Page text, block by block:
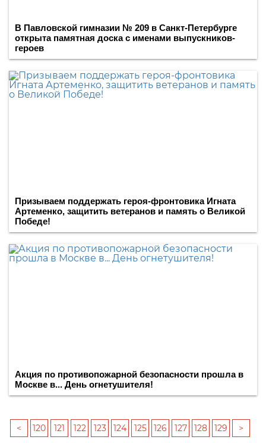
В Павловской гимназии № 209 в Санкт-Петербурге
открыта памятная доска с именами выпускников-
героев
Призываем поддержать героя-фронтовика Игната
Артеменко, защитить ветеранов и память о Великой
Победе!
Акция по противопожарной безопасности прошла в
Москве в... День огнетушителя!
< 120 121 122 123 124 125 126 127 128 129 >